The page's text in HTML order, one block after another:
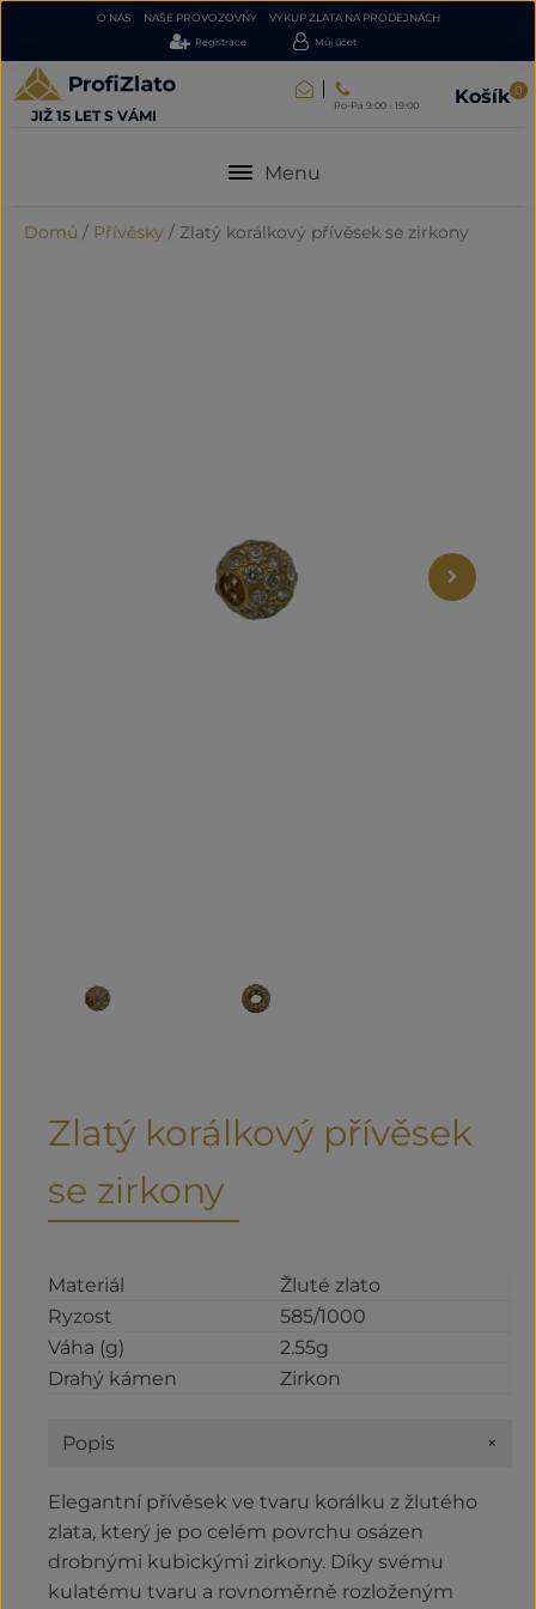
O NÁS NAŠE PROVOZOVNY VÝKUP ZLATA NA PRODEJNÁCH
Registrace Můj účet
JIŽ 15 LET S VÁMI
Po-Pá 9:00 - 19:00 Košík 0
Menu
Domů / Přívěsky / Zlatý korálkový přívěsek se zirkony
Zlatý korálkový přívěsek
se zirkony
Materiál
Žluté zlato
Ryzost
585/1000
Váha (g)
2.55g
Drahý kámen
Zirkon
Popis +
Elegantní přívěsek ve tvaru korálku z žlutého
zlata, který je po celém povrchu osázen
drobnými kubickými zirkony. Díky svému
kulatému tvaru a rovnoměrně rozloženým